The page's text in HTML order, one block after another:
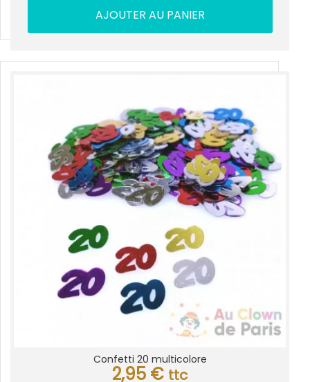
AJOUTER AU PANIER
Confetti 20 multicolore
2,95 € ttc